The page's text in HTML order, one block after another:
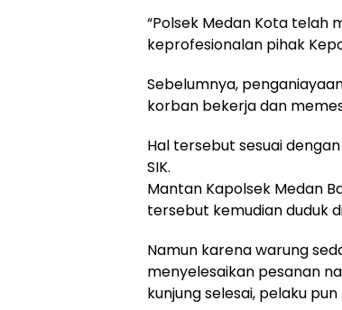
“Polsek Medan Kota telah
keprofesionalan pihak
Sebelumnya,
korban bekerja dan
Hal tersebut sesuai
SIK.
Mantan Kapolsek Medan
tersebut kemudian duduk
Namun karena warung
menyelesaikan pesanan
kunjung selesai, pelaku